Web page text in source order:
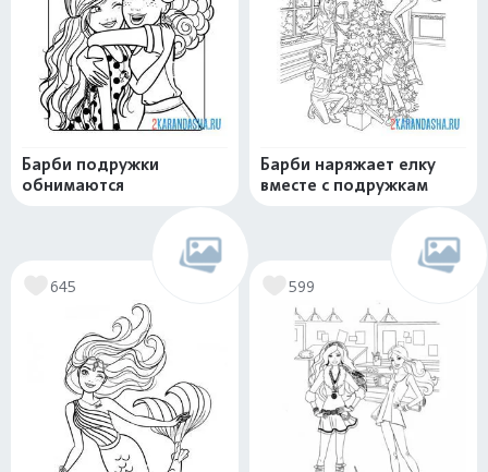
Барби подружки
обнимаются
Барби наряжает елку
вместе с подружкам
645 599